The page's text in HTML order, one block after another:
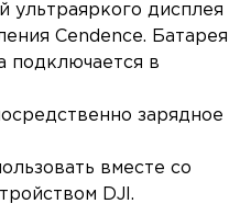
ультраяркого дисплея
Cendence. Батарея
подключается в
зарядное
вместе со
DJI.